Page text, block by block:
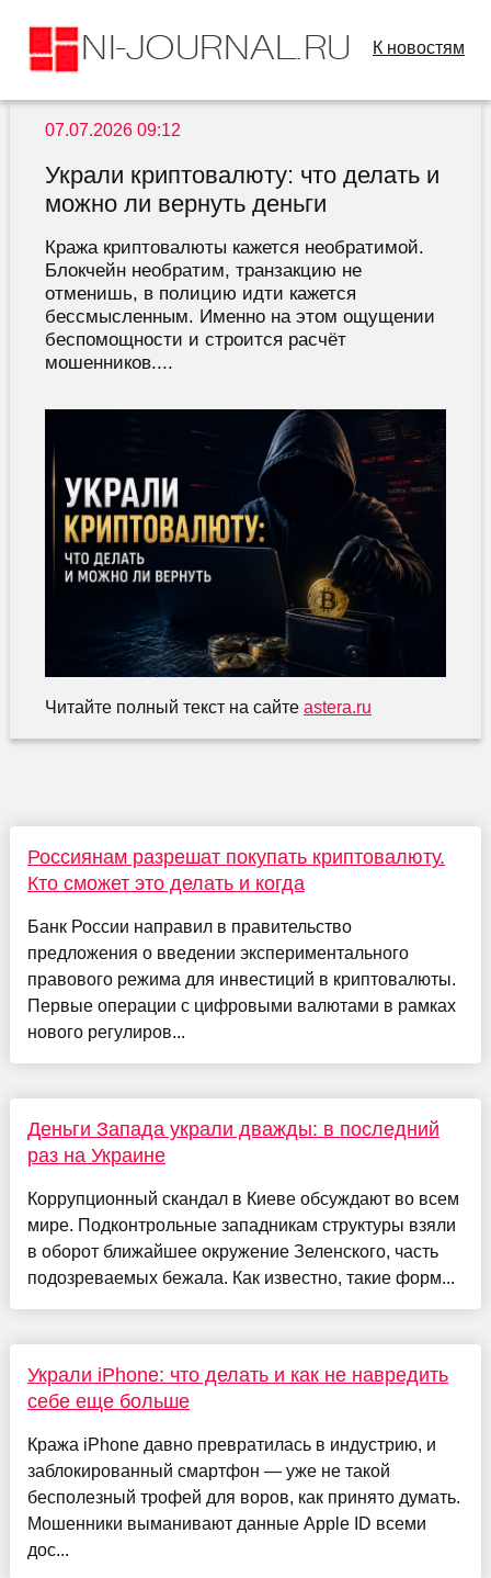
К новостям
07.07.2026 09:12
Украли криптовалюту: что делать и
можно ли вернуть деньги
Кража криптовалюты кажется необратимой.
Блокчейн необратим, транзакцию не
отменишь, в полицию идти кажется
бессмысленным. Именно на этом ощущении
беспомощности и строится расчёт
мошенников....
Читайте полный текст на сайте astera.ru
Россиянам разрешат покупать криптовалюту.
Кто сможет это делать и когда
Банк России направил в правительство
предложения о введении экспериментального
правового режима для инвестиций в криптовалюты.
Первые операции с цифровыми валютами в рамках
нового регулиров...
Деньги Запада украли дважды: в последний
раз на Украине
Коррупционный скандал в Киеве обсуждают во всем
мире. Подконтрольные западникам структуры взяли
в оборот ближайшее окружение Зеленского, часть
подозреваемых бежала. Как известно, такие форм...
Украли iPhone: что делать и как не навредить
себе еще больше
Кража iPhone давно превратилась в индустрию, и
заблокированный смартфон — уже не такой
бесполезный трофей для воров, как принято думать.
Мошенники выманивают данные Apple ID всеми
дос...